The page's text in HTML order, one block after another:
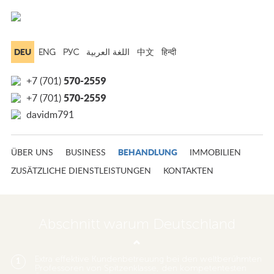
DEU ENG РУС 中文 हिन्दी
+7 (701) 570-2559
+7 (701) 570-2559
davidm791
ÜBER UNS BUSINESS BEHANDLUNG IMMOBILIEN
ZUSÄTZLICHE DIENSTLEISTUNGEN KONTAKTEN